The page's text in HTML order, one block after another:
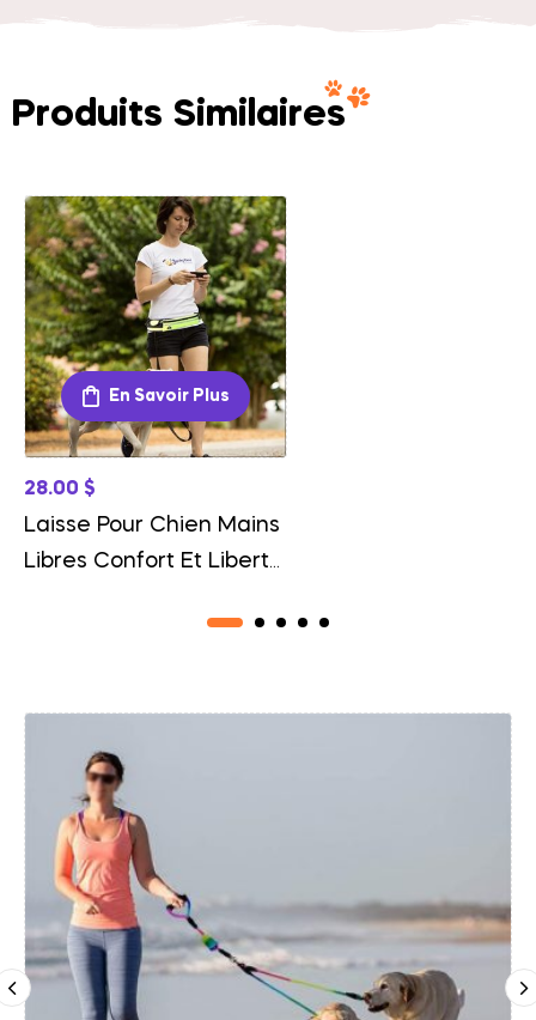
Produits Similaires
En Savoir Plus
28.00 $
Laisse Pour Chien Mains
Libres Confort Et Liberté